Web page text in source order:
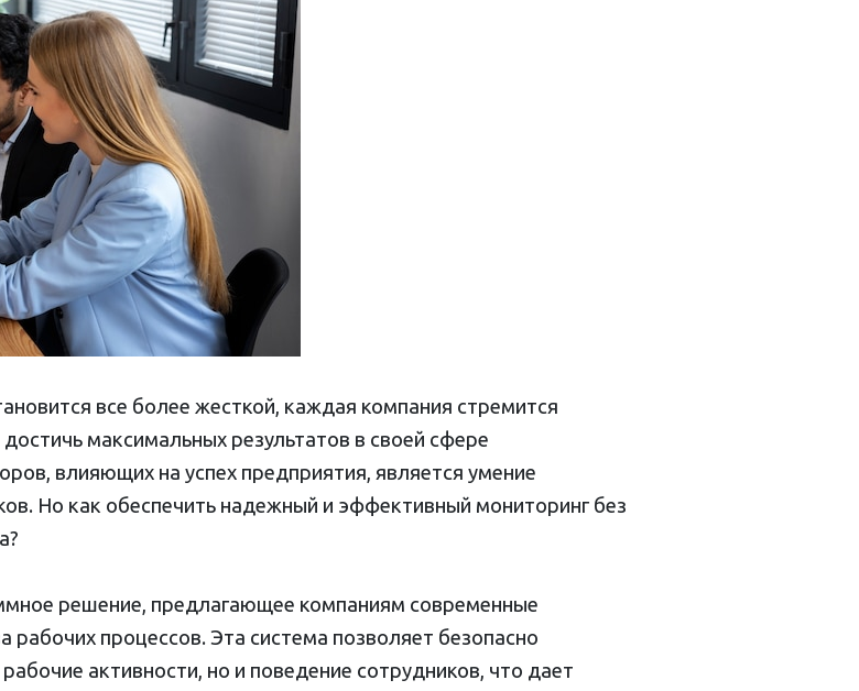
все более жесткой, каждая компания стремится
максимальных результатов в своей сфере
влияющих на успех предприятия, является умение
Но как обеспечить надежный и эффективный мониторинг без
решение, предлагающее компаниям современные
рабочих процессов. Эта система позволяет безопасно
активности, но и поведение сотрудников, что дает